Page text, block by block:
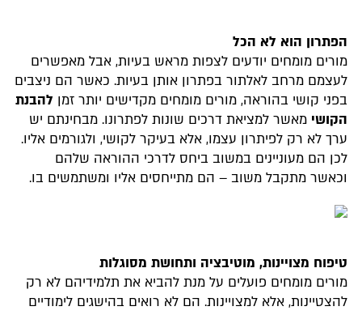
הפתרון הוא לא הכל
מורים מומחים יודעים לצפות מראש בעיות, אבל מאפשרים
לעצמם מרחב לאלתור בפתרון אותן בעיות. כאשר הם ניצבים
בפני קושי בהוראה, מורים מומחים מקדישים יותר זמן להבנת
הקושי מאשר למציאת דרכים שונות לפתרונו. מבחינתם יש
ערך לא רק לפיתרון עצמו, אלא בעיקר לקושי, ולגורמים אליו.
לכן הם מעוניינים במשוב ביחס לדרכי ההוראה שלהם
וכאשר מתקבל משוב – הם מתייחסים אליו ומשתמשים בו.
טיפוח מצויינות, מוטיבציה ותחושת מסוגלות
מורים מומחים פועלים על מנת להביא את תלמידיהם לא רק
להצטיינות, אלא למצויינות. הם לא רואים בהישגים לימודיים